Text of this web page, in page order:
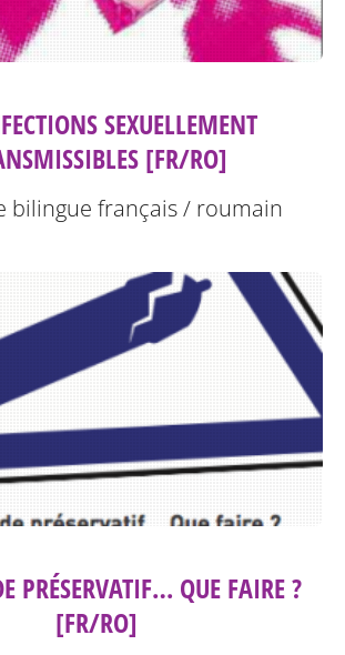
SEXUELLEMENT
[FR/RO]
bilingue français / roumain
PRÉSERVATIF… QUE FAIRE ?
[FR/RO]